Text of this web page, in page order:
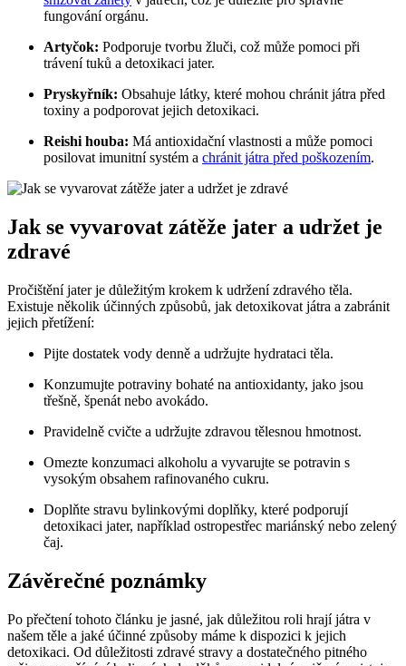
fungování orgánu.
Artyčok: Podporuje tvorbu žluči, což může pomoci při
trávení tuků a detoxikaci jater.
Pryskyřník: Obsahuje látky, které mohou chránit játra před
toxiny a podporovat jejich detoxikaci.
Reishi houba: Má antioxidační vlastnosti a může pomoci
posilovat imunitní systém a chránit játra před poškozením.
Jak se vyvarovat zátěže jater a udržet je
zdravé
Pročištění jater je důležitým krokem k udržení zdravého těla.
Existuje několik účinných způsobů, jak detoxikovat játra a zabránit
jejich přetížení:
Pijte dostatek vody denně a udržujte hydrataci těla.
Konzumujte potraviny bohaté na antioxidanty, jako jsou
třešně, špenát nebo avokádo.
Pravidelně cvičte a udržujte zdravou tělesnou hmotnost.
Omezte konzumaci alkoholu a vyvarujte se potravin s
vysokým obsahem rafinovaného cukru.
Doplňte stravu bylinkovými doplňky, které podporují
detoxikaci jater, například ostropestřec mariánský nebo zelený
čaj.
Závěrečné poznámky
Po přečtení tohoto článku je jasné, jak důležitou roli hrají játra v
našem těle a jaké účinné způsoby máme k dispozici k jejich
detoxikaci. Od důležitosti zdravé stravy a dostatečného pitného